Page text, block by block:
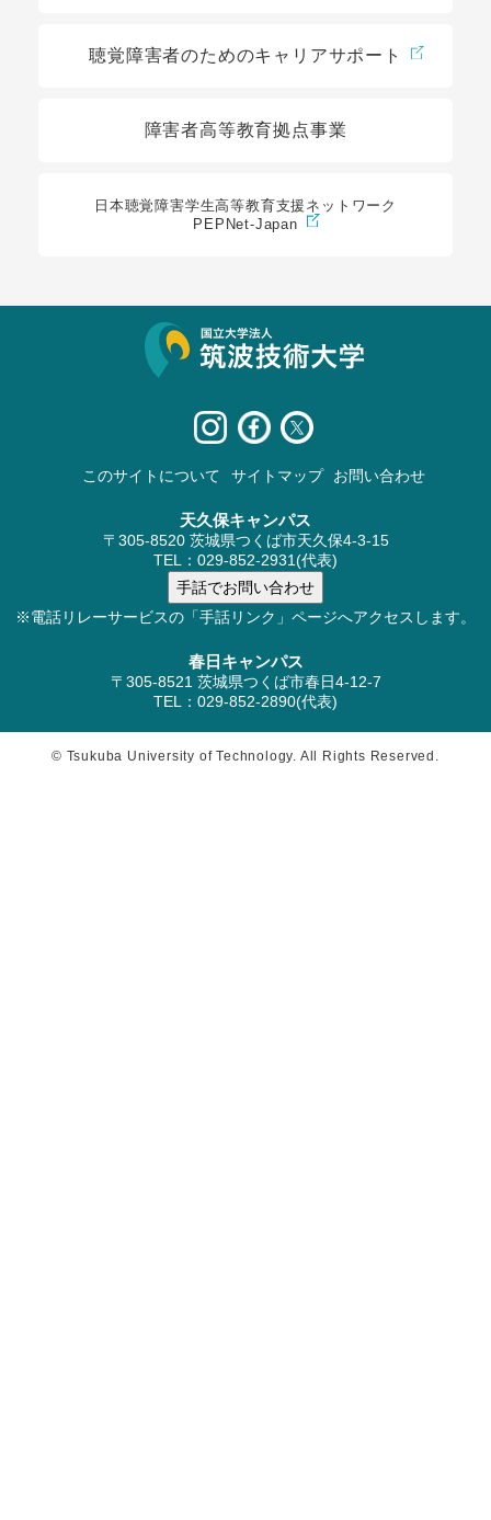
聴覚障害者のためのキャリアサポート
障害者高等教育拠点事業
日本聴覚障害学生高等教育支援ネットワーク
PEPNet-Japan
このサイトについて サイトマップ お問い合わせ
天久保キャンパス
〒305-8520 茨城県つくば市天久保4-3-15
TEL：029-852-2931(代表)
※電話リレーサービスの「手話リンク」ページへアクセスします。
春日キャンパス
〒305-8521 茨城県つくば市春日4-12-7
TEL：029-852-2890(代表)
© Tsukuba University of Technology. All Rights Reserved.